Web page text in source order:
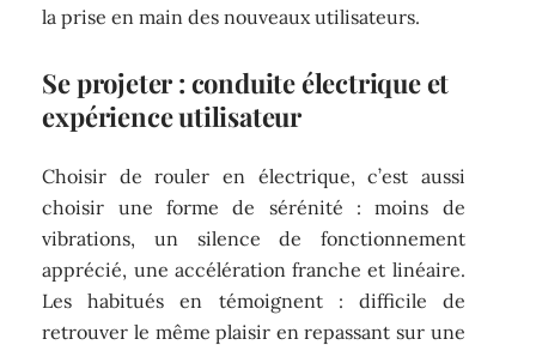
la prise en main des nouveaux utilisateurs.
Se projeter : conduite électrique et
expérience utilisateur
Choisir de rouler en électrique, c’est aussi
choisir une forme de sérénité : moins de
vibrations, un silence de fonctionnement
apprécié, une accélération franche et linéaire.
Les habitués en témoignent : difficile de
retrouver le même plaisir en repassant sur une